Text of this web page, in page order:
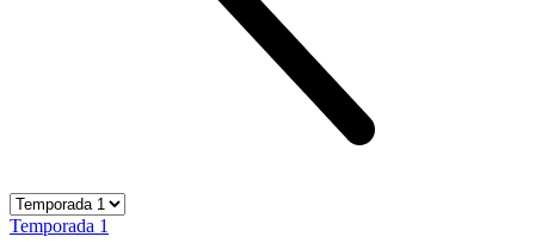
Temporada 1